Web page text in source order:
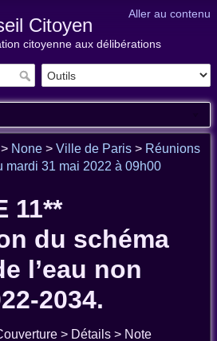
Aller au contenu
Citoyen
citoyenne aux délibérations
> None > Ville de Paris > Réunions
mardi 31 mai 2022 à 09h00
11**
du schéma
l’eau non
2034.
> Détails > Note